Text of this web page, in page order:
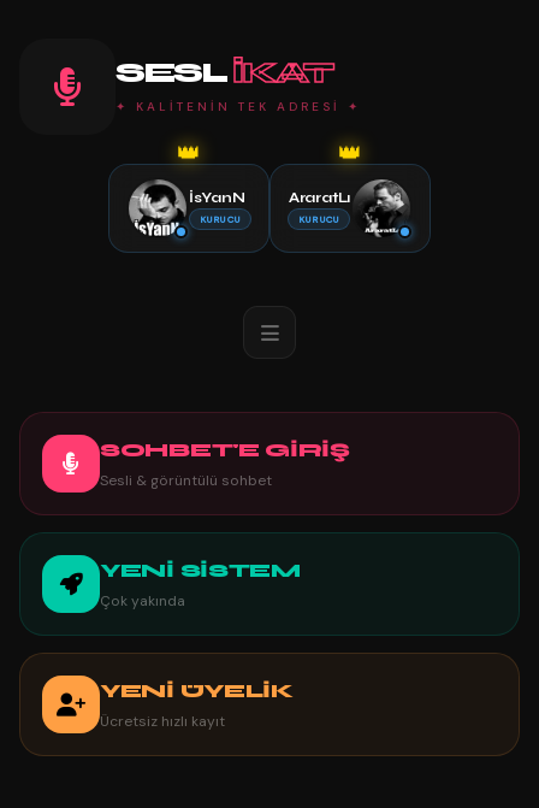
SESL IKAT
✦ KALİTENİN TEK ADRESİ ✦
👑
İsYanN
KURUCU
👑
AraratLı
KURUCU
SOHBET'E GİRİŞ
Sesli & görüntülü sohbet
YENİ SİSTEM
Çok yakında
YENİ ÜYELİK
Ücretsiz hızlı kayıt